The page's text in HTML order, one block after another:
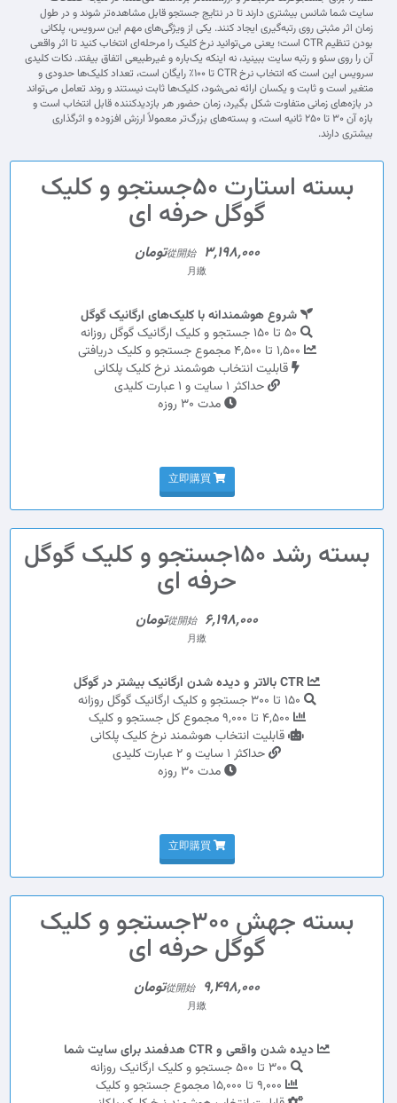
سایت شما شانس بیشتری دارند تا در نتایج جستجو قابل مشاهده‌تر شوند و در طول
زمان اثر مثبتی روی رتبه‌گیری ایجاد کنند. یکی از ویژگی‌های مهم این سرویس، پلکانی
بودن تنظیم CTR است؛ یعنی می‌توانید نرخ کلیک را مرحله‌ای انتخاب کنید تا اثر واقعی
آن را روی سئو و رتبه سایت ببینید، نه اینکه یک‌باره و غیرطبیعی اتفاق بیفتد. نکات کلیدی
سرویس این است که انتخاب نرخ CTR تا ۱۰۰٪ رایگان است، تعداد کلیک‌ها حدودی و
متغیر است و ثابت و یکسان ارائه نمی‌شود، کلیک‌ها ثابت نیستند و روند تعامل می‌تواند
در بازه‌های زمانی متفاوت شکل بگیرد، زمان حضور هر بازدیدکننده قابل انتخاب است و
بازه آن ۳۰ تا ۲۵۰ ثانیه است، و بسته‌های بزرگ‌تر معمولاً ارزش افزوده و اثرگذاری
بیشتری دارند.
بسته استارت 50جستجو و کلیک
گوگل حرفه ای
從開始 3,198,000تومان
月繳
شروع هوشمندانه با کلیک‌های ارگانیک گوگل
قابلیت انتخاب هوشمند نرخ کلیک پلکانی
حداکثر 1 سایت و 1 عبارت کلیدی
مدت 30 روزه
立即購買
بسته رشد 150جستجو و کلیک گوگل
حرفه ای
從開始 6,198,000تومان
月繳
قابلیت انتخاب هوشمند نرخ کلیک پلکانی
حداکثر 1 سایت و 2 عبارت کلیدی
مدت 30 روزه
立即購買
بسته جهش 300جستجو و کلیک
گوگل حرفه ای
從開始 9,498,000تومان
月繳
دیده شدن واقعی و CTR هدفمند برای سایت شما